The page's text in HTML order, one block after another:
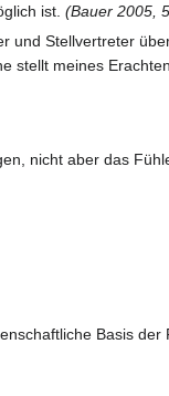
ist. (Bauer 2005,
Stellvertreter
meines
nicht aber das
Basis der